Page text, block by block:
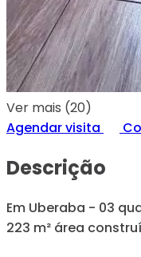
Ver mais (20)
Agendar visita
Descrição
Em Uberaba - 03
223 m² área